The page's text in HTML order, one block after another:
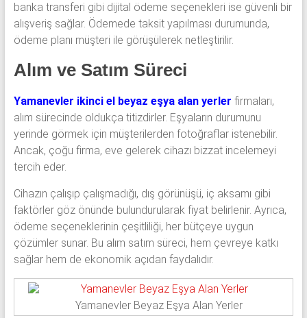
banka transferi gibi dijital ödeme seçenekleri ise güvenli bir
alışveriş sağlar. Ödemede taksit yapılması durumunda,
ödeme planı müşteri ile görüşülerek netleştirilir.
Alım ve Satım Süreci
Yamanevler ikinci el beyaz eşya alan yerler firmaları,
alım sürecinde oldukça titizdirler. Eşyaların durumunu
yerinde görmek için müşterilerden fotoğraflar istenebilir.
Ancak, çoğu firma, eve gelerek cihazı bizzat incelemeyi
tercih eder.
Cihazın çalışıp çalışmadığı, dış görünüşü, iç aksamı gibi
faktörler göz önünde bulundurularak fiyat belirlenir. Ayrıca,
ödeme seçeneklerinin çeşitliliği, her bütçeye uygun
çözümler sunar. Bu alım satım süreci, hem çevreye katkı
sağlar hem de ekonomik açıdan faydalıdır.
Yamanevler Beyaz Eşya Alan Yerler